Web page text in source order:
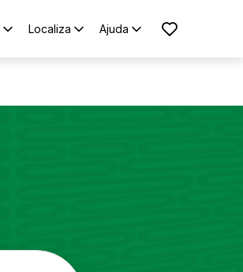
Localiza Ajuda